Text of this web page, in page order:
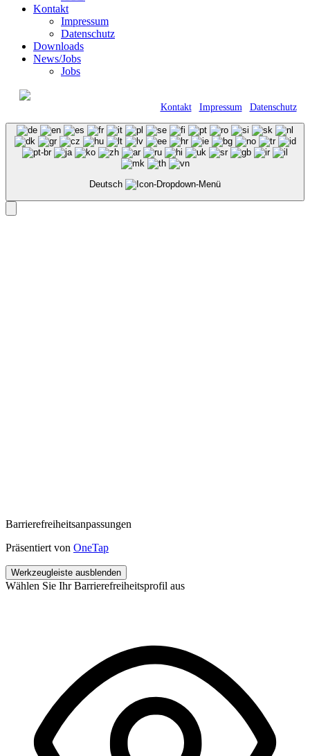
Kontakt
Impressum
Datenschutz
Downloads
News/Jobs
Jobs
Kontakt| Impressum Datenschutz
Deutsch
Barrierefreiheitsanpassungen
Präsentiert von OneTap
Werkzeugleiste ausblenden
Wählen Sie Ihr Barrierefreiheitsprofil aus